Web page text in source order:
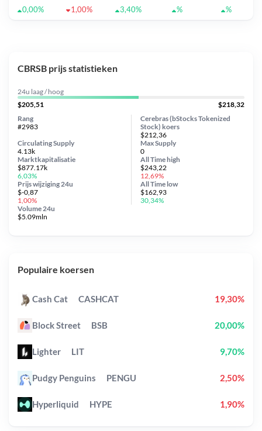
0,00%
1,00% 3,40% % %
CBRSB prijs statistieken
24u laag / hoog
$205,51
$218,32
Cerebras (bStocks Tokenized
Stock) koers
$212,36
Circulating Supply
4.13k
Prijs wijziging 24u
$-0,87
1,00%
Max Supply
0
Marktkapitalisatie
$877.17k
6,03%
Volume 24u
$5.09mln
Rang
#2983
All Timehigh
$243,22
12,69%
All Time low
$162,93
30,34%
Populaire koersen
Cash Cat CASHCAT 19,30%
Block Street BSB 20,00%
Lighter LIT 9,70%
Pudgy Penguins PENGU 2,50%
Hyperliquid HYPE 1,90%